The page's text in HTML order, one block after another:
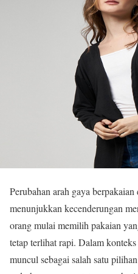
Perubahan arah gaya
menunjukkan kecenderungan
orang mulai memilih pakaian
tetap terlihat rapi. Dalam
muncul sebagai salah satu